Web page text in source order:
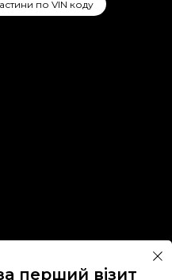
по VIN коду
перший візит